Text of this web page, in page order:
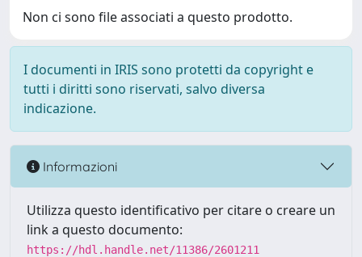
Non ci sono file associati a questo prodotto.
I documenti in IRIS sono protetti da copyright e
tutti i diritti sono riservati, salvo diversa
indicazione.
Informazioni
Utilizza questo identificativo per citare o creare un
link a questo documento:
https://hdl.handle.net/11386/2601211